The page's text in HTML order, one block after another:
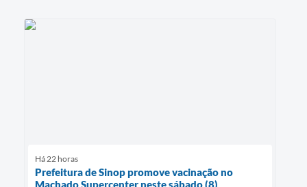
Há 22 horas
Prefeitura de Sinop promove vacinação no
Machado Supercenter neste sábado (8)